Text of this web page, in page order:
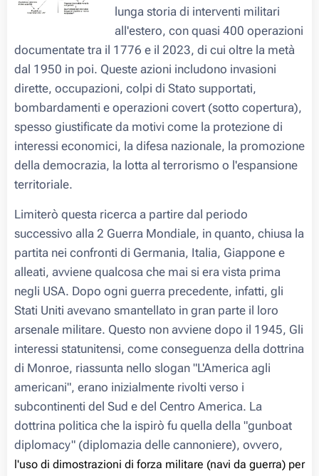
lunga storia di interventi militari
all'estero, con quasi 400 operazioni
documentate tra il 1776 e il 2023, di cui oltre la metà
dal 1950 in poi. Queste azioni includono invasioni
dirette, occupazioni, colpi di Stato supportati,
bombardamenti e operazioni covert (sotto copertura),
spesso giustificate da motivi come la protezione di
interessi economici, la difesa nazionale, la promozione
della democrazia, la lotta al terrorismo o l'espansione
territoriale.
Limiterò questa ricerca a partire dal periodo
successivo alla 2 Guerra Mondiale, in quanto, chiusa la
partita nei confronti di Germania, Italia, Giappone e
alleati, avviene qualcosa che mai si era vista prima
negli USA. Dopo ogni guerra precedente, infatti, gli
Stati Uniti avevano smantellato in gran parte il loro
arsenale militare. Questo non avviene dopo il 1945, Gli
interessi statunitensi, come conseguenza della dottrina
di Monroe, riassunta nello slogan "L'America agli
americani", erano inizialmente rivolti verso i
subcontinenti del Sud e del Centro America. La
dottrina politica che la ispirò fu quella della "gunboat
diplomacy" (diplomazia delle cannoniere), ovvero,
l'uso di dimostrazioni di forza militare (navi da guerra) per